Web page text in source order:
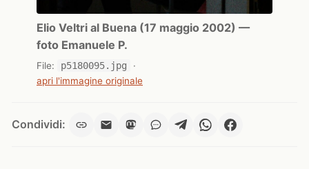
Elio Veltri al Buena (17 maggio 2002) —
foto Emanuele P.
File: p5180095.jpg
·
apri l'immagine originale
Condividi: